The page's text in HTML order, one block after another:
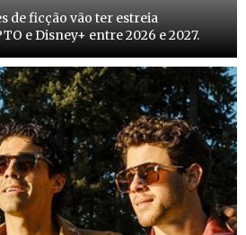
de ficção vão ter estreia
e Disney+ entre 2026 e 2027.